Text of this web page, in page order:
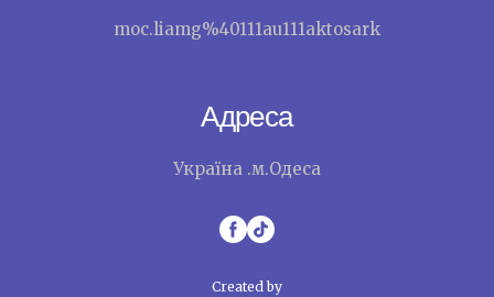
moc.liamg%40111au111aktosark
Адреса
Україна .м.Одеса
Created by